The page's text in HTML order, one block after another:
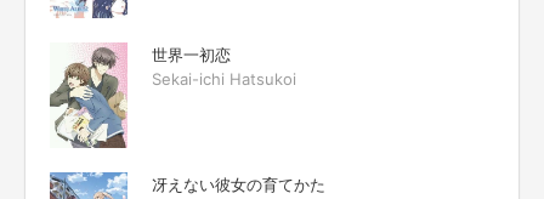
世界一初恋
Sekai-ichi Hatsukoi
冴えない彼女の育てかた